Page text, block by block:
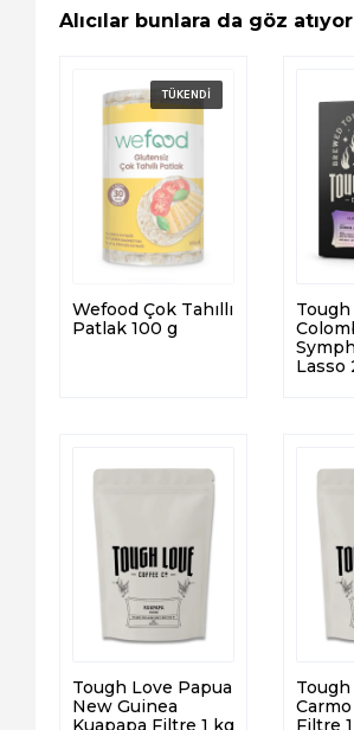
Alıcılar bunlara da göz atıyor
Wefood Çok Tahıllı
Patlak 100 g
Lasso
Tough Love Papua
New Guinea
Kuapapa Filtre 1 kg
Filtre